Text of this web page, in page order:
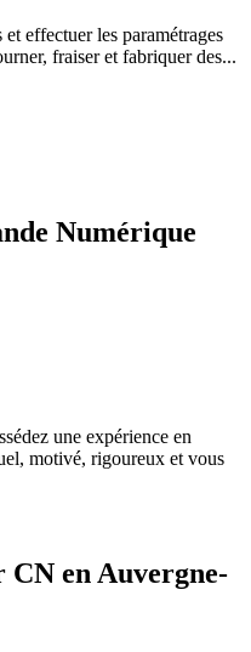
effectuer les paramétrages
fraiser et fabriquer des...
Numérique
une expérience en
motivé, rigoureux et vous
en Auvergne-